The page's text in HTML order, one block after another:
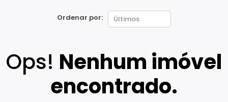
Ordenar por:
Ops! Nenhum imóvel
encontrado.